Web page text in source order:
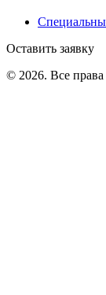
Оставить заявку
© 2026. Все